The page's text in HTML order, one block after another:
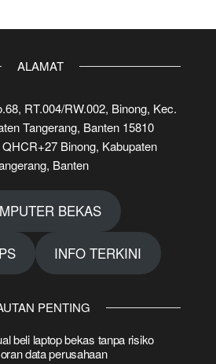
ALAMAT
RT.004/RW.002, Binong, Kec.
Tangerang, Banten 15810
Binong, Kabupaten
Banten
BEKAS
INFO TERKINI
PENTING
beli laptop bekas tanpa risiko
data perusahaan